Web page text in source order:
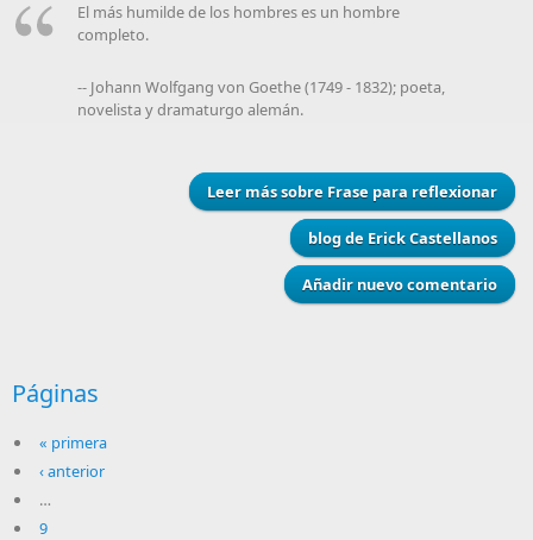
El más humilde de los hombres es un hombre
completo.
-- Johann Wolfgang von Goethe (1749 - 1832); poeta,
novelista y dramaturgo alemán.
Leer mássobre Frase para reflexionar
blog de Erick Castellanos
Añadir nuevo comentario
Páginas
« primera
‹ anterior
…
9